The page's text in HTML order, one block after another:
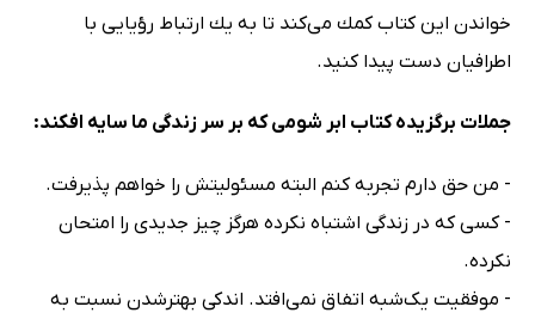
خواندن این کتاب ﻛﻤﻚ می‌ﻛﻨﺪ تا ﺑﻪ ﻳﻚ ﺍﺭﺗﺒﺎﻁ ﺭﺅﻳﺎﻳﻰ ﺑﺎ
ﺍﻃﺮﺍﻓﻴﺎﻥ ﺩﺳﺖ ﭘﻴﺪﺍ ﻛﻨﻴﺪ.
جملات برگزیده کتاب ابر شومی که بر سر زندگی ما سایه افکند:
- من حق دارم تجربه کنم البته مسئولیتش را خواهم پذیرفت.
- کسی که در زندگی اشتباه نکرده هرگز چیز جدیدی را امتحان
نکرده.
- موفقیت یک‌شبه اتفاق نمی‌افتد. اندکی بهترشدن نسبت به